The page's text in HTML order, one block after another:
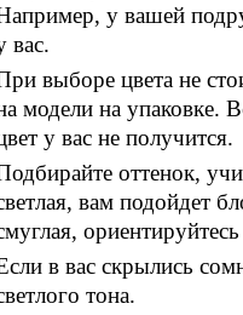
у вашей
вас.
выборе цвета не
модели на упаковке.
у вас не получится.
оттенок,
вам подойдет
в вас скрылись
тона.